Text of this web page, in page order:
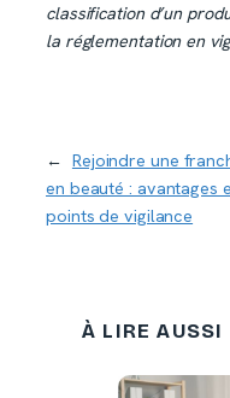
classification d’un
la réglementation en
← Rejoindre une
en beauté : avantages
points de vigilance
À LIRE AUSSI